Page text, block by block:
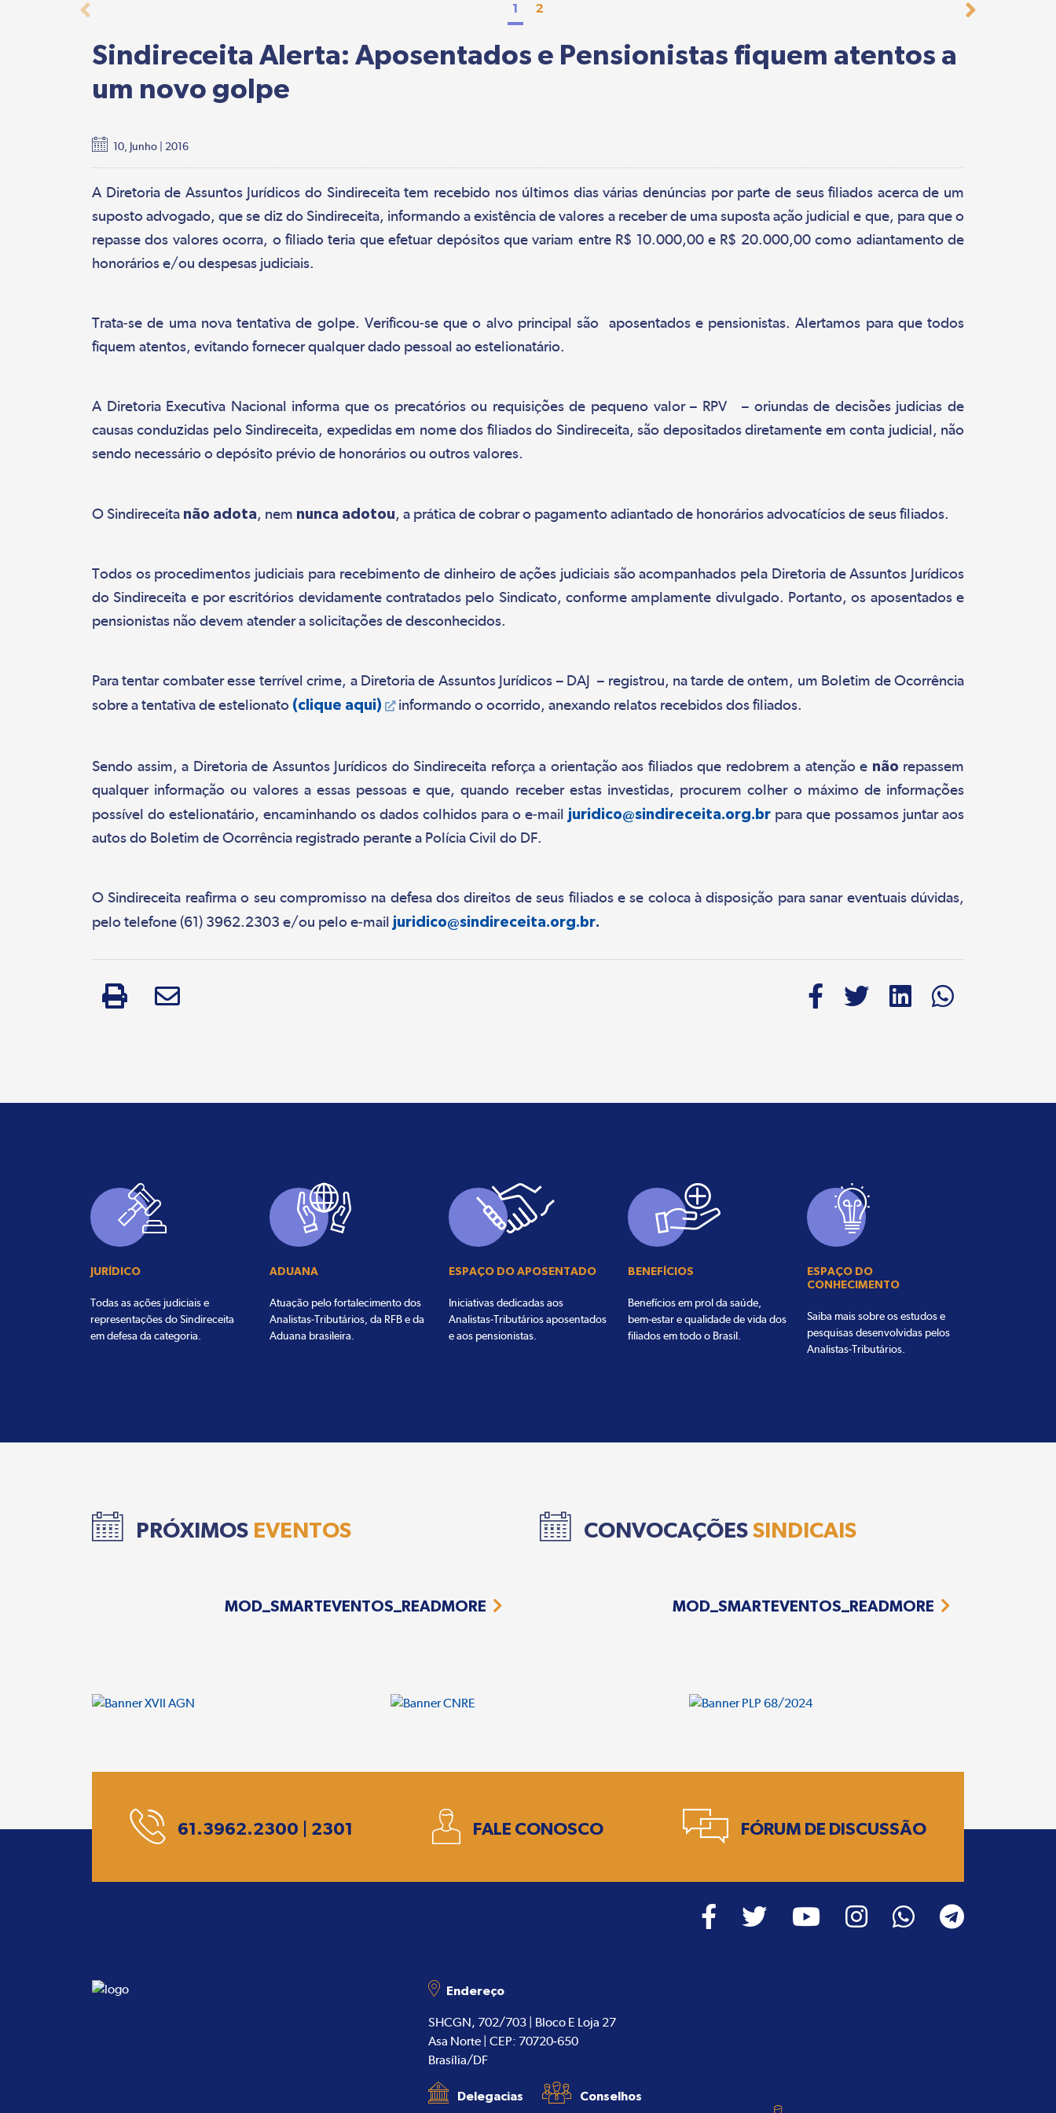
1 2
Sindireceita Alerta: Aposentados e Pensionistas fiquem atentos a
um novo golpe
10, Junho | 2016
A Diretoria de Assuntos Jurídicos do Sindireceita tem recebido nos últimos dias várias denúncias por parte de seus filiados acerca de um
suposto advogado, que se diz do Sindireceita, informando a existência de valores a receber de uma suposta ação judicial e que, para que o
repasse dos valores ocorra, o filiado teria que efetuar depósitos que variam entre R$ 10.000,00 e R$ 20.000,00 como adiantamento de
honorários e/ou despesas judiciais.
Trata-se de uma nova tentativa de golpe. Verificou-se que o alvo principal são aposentados e pensionistas. Alertamos para que todos
fiquem atentos, evitando fornecer qualquer dado pessoal ao estelionatário.
A Diretoria Executiva Nacional informa que os precatórios ou requisições de pequeno valor – RPV – oriundas de decisões judicias de
causas conduzidas pelo Sindireceita, expedidas em nome dos filiados do Sindireceita, são depositados diretamente em conta judicial, não
sendo necessário o depósito prévio de honorários ou outros valores.
O Sindireceita não adota, nem nunca adotou, a prática de cobrar o pagamento adiantado de honorários advocatícios de seus filiados.
Todos os procedimentos judiciais para recebimento de dinheiro de ações judiciais são acompanhados pela Diretoria de Assuntos Jurídicos
do Sindireceita e por escritórios devidamente contratados pelo Sindicato, conforme amplamente divulgado. Portanto, os aposentados e
pensionistas não devem atender a solicitações de desconhecidos.
Para tentar combater esse terrível crime, a Diretoria de Assuntos Jurídicos – DAJ – registrou, na tarde de ontem, um Boletim de Ocorrência
sobre a tentativa de estelionato (clique aqui) informando o ocorrido, anexando relatos recebidos dos filiados.
Sendo assim, a Diretoria de Assuntos Jurídicos do Sindireceita reforça a orientação aos filiados que redobrem a atenção e não repassem
qualquer informação ou valores a essas pessoas e que, quando receber estas investidas, procurem colher o máximo de informações
possível do estelionatário, encaminhando os dados colhidos para o e-mail juridico@sindireceita.org.br para que possamos juntar aos
autos do Boletim de Ocorrência registrado perante a Polícia Civil do DF.
O Sindireceita reafirma o seu compromisso na defesa dos direitos de seus filiados e se coloca à disposição para sanar eventuais dúvidas,
pelo telefone (61) 3962.2303 e/ou pelo e-mail juridico@sindireceita.org.br.
JURÍDICO
Todas as ações judiciais e
representações do Sindireceita
em defesa da categoria.
ADUANA
Atuação pelo fortalecimento dos
Analistas-Tributários, da RFB e da
Aduana brasileira.
ESPAÇO DO APOSENTADO
Iniciativas dedicadas aos
Analistas-Tributários aposentados
e aos pensionistas.
BENEFÍCIOS
Benefícios em prol da saúde,
bem-estar e qualidade de vida dos
filiados em todo o Brasil.
ESPAÇO DO
CONHECIMENTO
Saiba mais sobre os estudos e
pesquisas desenvolvidas pelos
Analistas-Tributários.
PRÓXIMOS EVENTOS
MOD_SMARTEVENTOS_READMORE
CONVOCAÇÕESSINDICAIS
MOD_SMARTEVENTOS_READMORE
61.3962.2300 | 2301 FALE CONOSCO FÓRUM DE DISCUSSÃO
Endereço
SHCGN, 702/703 | Bloco E Loja 27
Asa Norte | CEP: 70720-650
Brasília/DF
Delegacias Conselhos